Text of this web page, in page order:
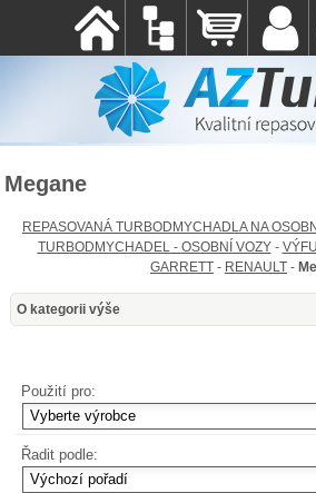
Megane
REPASOVANÁ TURBODMYCHADLA NA
TURBODMYCHADEL - OSOBNÍ VOZY-
GARRETT - RENAULT -
O kategorii výše
Použití pro:
Řadit podle: